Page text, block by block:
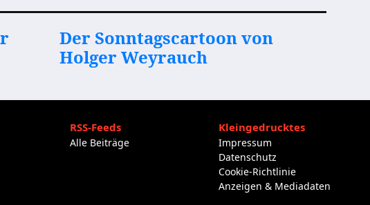
Der Sonntagscartoon von
Holger Weyrauch
RSS-Feeds
Alle Beiträge
Kleingedrucktes
Impressum
Datenschutz
Cookie-Richtlinie
Anzeigen & Mediadaten